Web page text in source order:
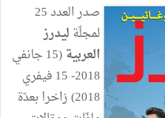
صدر العدد 25
لمجلّة ليدرز
العربية
(15 جانفي
2018- 15 فيفري
2018) زاخرا بعدّة